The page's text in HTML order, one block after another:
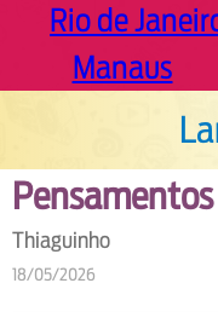
Rio de
Manaus
Thiaguinho
18/05/2026